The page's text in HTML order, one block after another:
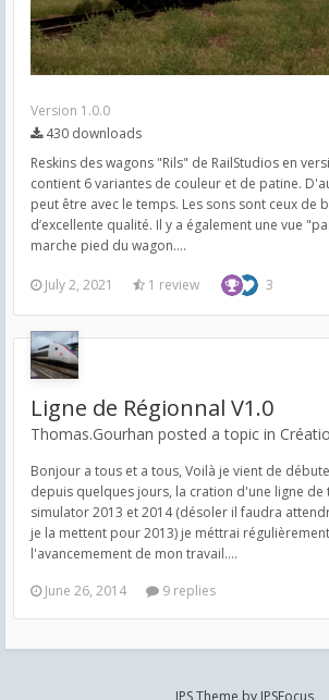
Version 1.0.0
430 downloads
Reskins des wagons "Rils" de RailStudios en
contient 6 variantes de couleur et de patine.
peut être avec le temps. Les sons sont ceux de
d’excellente qualité. Il y a également une vue
marche pied du wagon....
July 2, 2021 1 review 3
Ligne de Régionnal V1.0
Thomas.Gourhan posted a topic in
Bonjour a tous et a tous, Voilà je vient de
depuis quelques jours, la cration d'une ligne de
simulator 2013 et 2014 (désoler il faudra
je la mettent pour 2013) je méttrai
l'avancemement de mon travail....
June 26, 2014
9 replies